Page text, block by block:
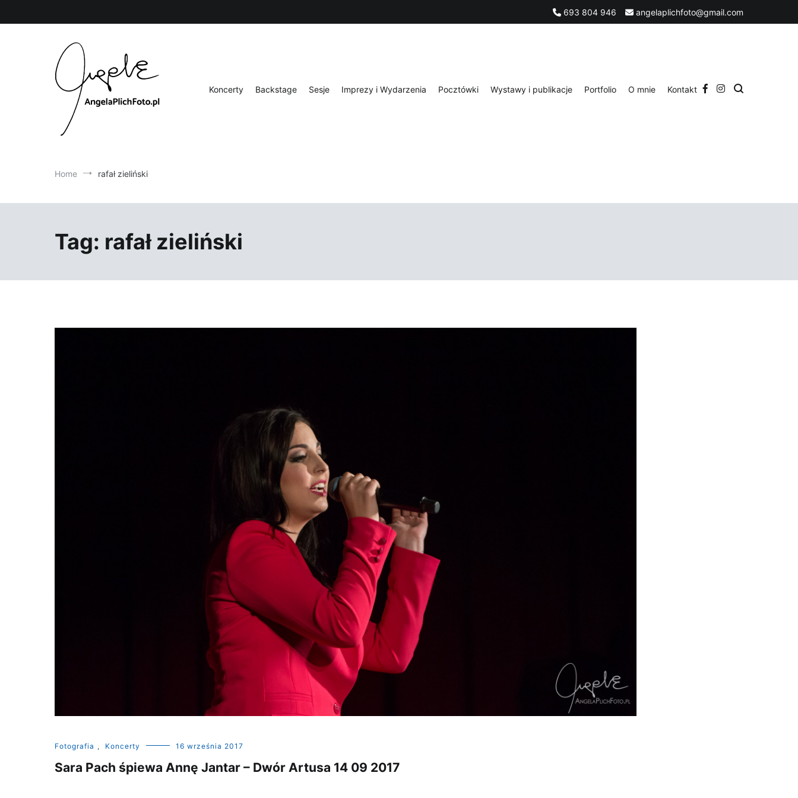
693 804 946 angelaplichfoto@gmail.com
Koncerty Backstage Sesje Imprezy i Wydarzenia Pocztówki Wystawy i publikacje Portfolio O mnie Kontakt
Home rafał zieliński
Tag: rafał zieliński
Fotografia , Koncerty 16 września 2017
Sara Pach śpiewa Annę Jantar – Dwór Artusa 14 09 2017